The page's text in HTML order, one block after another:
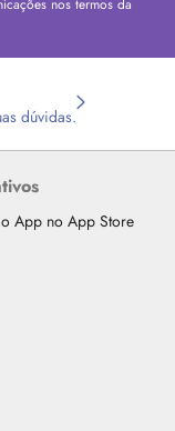
nos termos da
dúvidas.